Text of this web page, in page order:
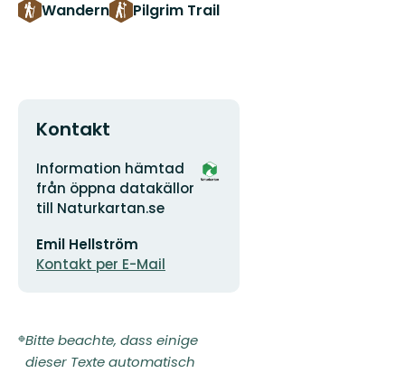
Wandern Pilgrim Trail
Kontakt
Adresse
Information hämtad
från öppna datakällor
till Naturkartan.se
Mail-
Adresse
Emil Hellström
Kontakt per E-Mail
Logotyp
der
Bitte beachte, dass einige
dieser Texte automatisch